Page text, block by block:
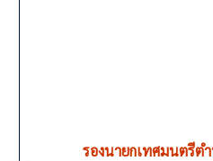
รองนายกเทศมนตรีต